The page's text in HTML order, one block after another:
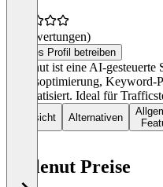
(0 Bewertungen)
Dieses Profil betreiben
Scalenut ist eine AI-
Inhaltsoptimierung,
automatisiert. Ideal für
Übersicht Alternativen
Scalenut Preise